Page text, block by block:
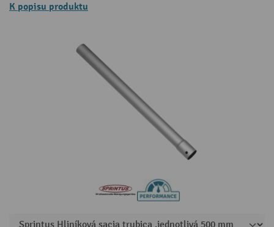
K popisu produktu